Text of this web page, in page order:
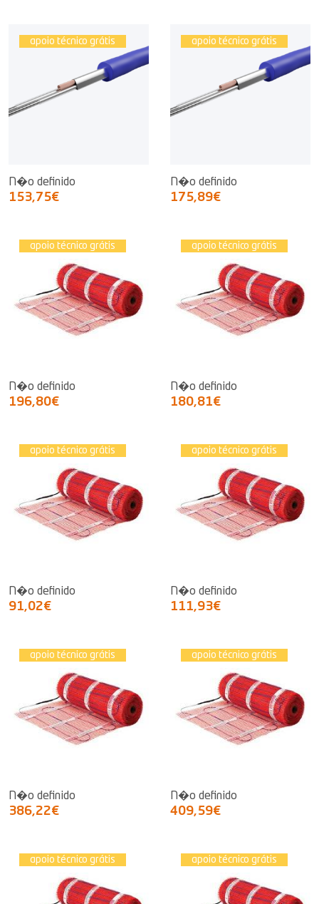
apoio técnico grátis
N�o definido
153,75€
apoio técnico grátis
N�o definido
175,89€
apoio técnico grátis
N�o definido
196,80€
apoio técnico grátis
N�o definido
180,81€
apoio técnico grátis
N�o definido
91,02€
apoio técnico grátis
N�o definido
111,93€
apoio técnico grátis
N�o definido
386,22€
apoio técnico grátis
N�o definido
409,59€
apoio técnico grátis apoio técnico grátis